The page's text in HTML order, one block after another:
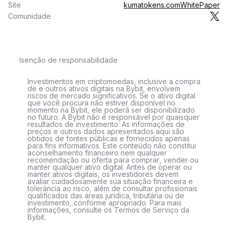
Site kumatokens.comWhitePaper
Comunidade
Isenção de responsabilidade
Investimentos em criptomoedas, inclusive a compra
de e outros ativos digitais na Bybit, envolvem
riscos de mercado significativos. Se o ativo digital
que você procura não estiver disponível no
momento na Bybit, ele poderá ser disponibilizado
no futuro. A Bybit não é responsável por quaisquer
resultados de investimento. As informações de
preços e outros dados apresentados aqui são
obtidos de fontes públicas e fornecidos apenas
para fins informativos. Este conteúdo não constitui
aconselhamento financeiro nem qualquer
recomendação ou oferta para comprar, vender ou
manter qualquer ativo digital. Antes de operar ou
manter ativos digitais, os investidores devem
avaliar cuidadosamente sua situação financeira e
tolerância ao risco, além de consultar profissionais
qualificados das áreas jurídica, tributária ou de
investimento, conforme apropriado. Para mais
informações, consulte os Termos de Serviço da
Bybit.